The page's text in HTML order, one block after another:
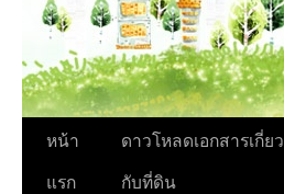
หน้า
แรก
ดาวโหลดเอกสารเกี่ยว
กับที่ดิน